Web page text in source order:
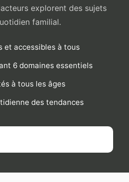
explorent des sujets
familial.
et accessibles à tous
6 domaines essentiels
à tous les âges
des tendances